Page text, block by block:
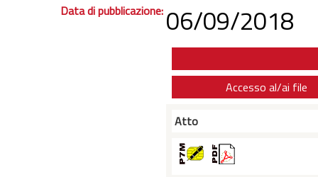
Data di pubblicazione: 06/09/2018
Accesso al/ai file
Atto